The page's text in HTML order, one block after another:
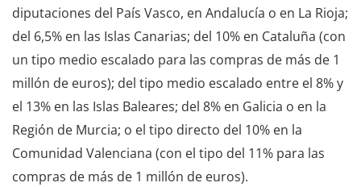
diputaciones del País Vasco, en Andalucía o en La Rioja;
del 6,5% en las Islas Canarias; del 10% en Cataluña (con
un tipo medio escalado para las compras de más de 1
millón de euros); del tipo medio escalado entre el 8% y
el 13% en las Islas Baleares; del 8% en Galicia o en la
Región de Murcia; o el tipo directo del 10% en la
Comunidad Valenciana (con el tipo del 11% para las
compras de más de 1 millón de euros).